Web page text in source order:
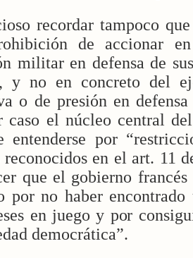
recordar tampoco
de accionar
militar en defensa de
y no en concreto del
o de presión en
caso el núcleo central
entenderse por
reconocidos en el art. 11
que el gobierno
por no haber
en juego y por
democrática”.